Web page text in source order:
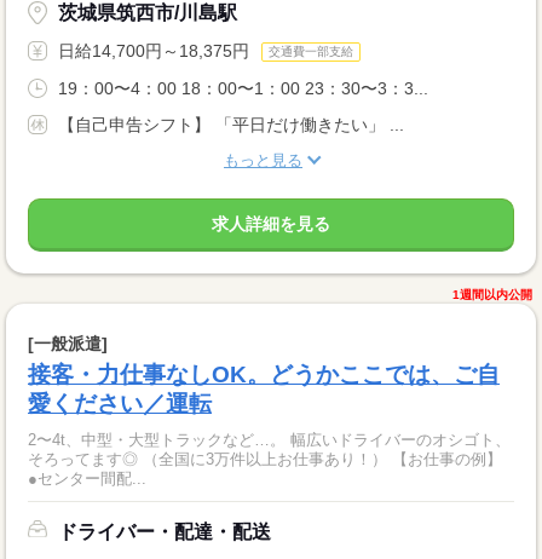
茨城県筑西市/川島駅
日給14,700円～18,375円 交通費一部支給
19：00〜4：00 18：00〜1：00 23：30〜3：3...
【自己申告シフト】 「平日だけ働きたい」 ...
もっと見る
求人詳細を見る
1週間以内公開
[一般派遣]
接客・力仕事なしOK。どうかここでは、ご自
愛ください／運転
2〜4t、中型・大型トラックなど…。 幅広いドライバーのオシゴト、
そろってます◎ （全国に3万件以上お仕事あり！） 【お仕事の例】
●センター間配...
ドライバー・配達・配送